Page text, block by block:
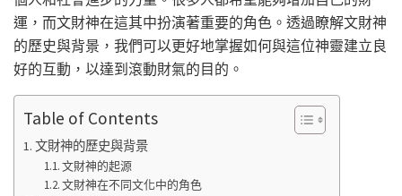
運，而文財神在這其中扮演著重要的角色。透過瞭解文財神
的歷史與背景，我們可以更好地掌握如何與這位神靈建立良
好的互動，以達到滾動財氣的目的。
Table of Contents
文財神的歷史與背景
文財神的起源
文財神在不同文化中的角色